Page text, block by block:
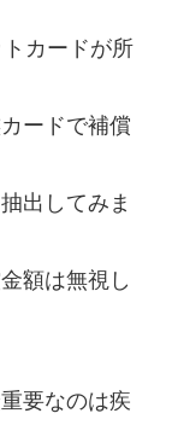
カードが所
ードで補償
出してみま
額は無視し
要なのは疾